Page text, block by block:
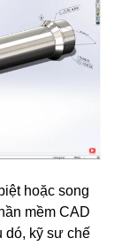
hoặc song
mềm CAD
dó, kỹ sư chế